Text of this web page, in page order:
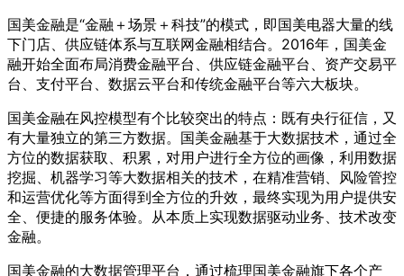
国美金融是“金融＋场景＋科技”的模式，即国美电器大量的线
下门店、供应链体系与互联网金融相结合。2016年，国美金
融开始全面布局消费金融平台、供应链金融平台、资产交易平
台、支付平台、数据云平台和传统金融平台等六大板块。
国美金融在风控模型有个比较突出的特点：既有央行征信，又
有大量独立的第三方数据。国美金融基于大数据技术，通过全
方位的数据获取、积累，对用户进行全方位的画像，利用数据
挖掘、机器学习等大数据相关的技术，在精准营销、风险管控
和运营优化等方面得到全方位的升效，最终实现为用户提供安
全、便捷的服务体验。从本质上实现数据驱动业务、技术改变
金融。
国美金融的大数据管理平台，通过梳理国美金融旗下各个产